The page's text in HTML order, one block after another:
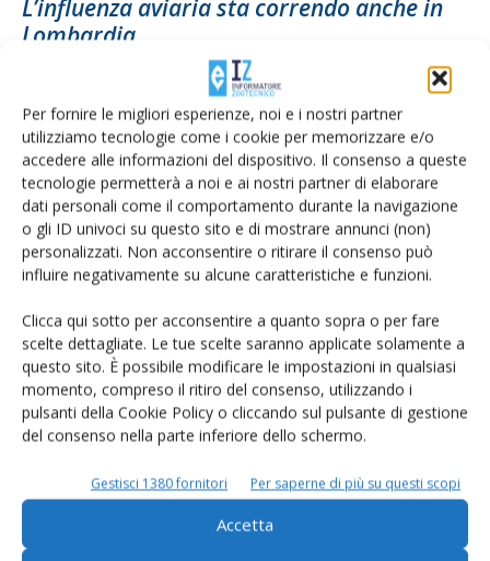
Per fornire le migliori esperienze, noi e i nostri partner
utilizziamo tecnologie come i cookie per memorizzare e/o
accedere alle informazioni del dispositivo. Il consenso a queste
tecnologie permetterà a noi e ai nostri partner di elaborare
dati personali come il comportamento durante la navigazione
o gli ID univoci su questo sito e di mostrare annunci (non)
personalizzati. Non acconsentire o ritirare il consenso può
influire negativamente su alcune caratteristiche e funzioni.
Clicca qui sotto per acconsentire a quanto sopra o per fare
scelte dettagliate. Le tue scelte saranno applicate solamente a
questo sito. È possibile modificare le impostazioni in qualsiasi
momento, compreso il ritiro del consenso, utilizzando i
pulsanti della Cookie Policy o cliccando sul pulsante di gestione
del consenso nella parte inferiore dello schermo.
Gestisci 1380 fornitori Per saperne di più su questi scopi
Accetta
L’influenza aviaria sta correndo anche in
Lombardia
14 Dicembre 2021
Aviaria, assessore Lombardia: su
biosicurezza stanziati 2 milioni a 76
allevamenti
DiRedazione Informatore Zootecnico 1 Dicembre 2021